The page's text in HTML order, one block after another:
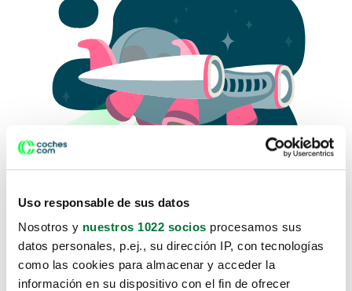
Uso responsable de sus datos
Nosotros y nuestros 1022 socios procesamos sus
datos personales, p.ej., su dirección IP, con tecnologías
como las cookies para almacenar y acceder la
información en su dispositivo con el fin de ofrecer
Lo sentimos, no sabemos como